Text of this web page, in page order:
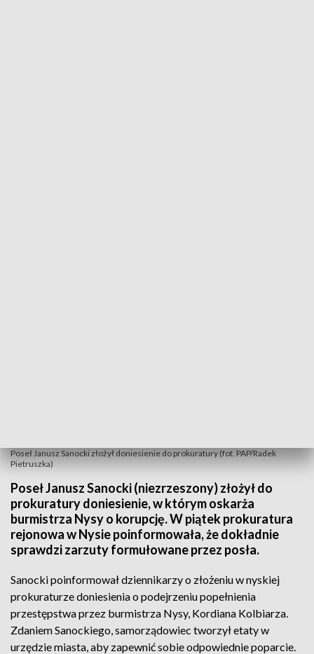
Poseł Janusz Sanocki złożył doniesienie do prokuratury (fot. PAP/Radek
Pietruszka)
Poseł Janusz Sanocki (niezrzeszony) złożył do
prokuratury doniesienie, w którym oskarża
burmistrza Nysy o korupcję. W piątek prokuratura
rejonowa w Nysie poinformowała, że dokładnie
sprawdzi zarzuty formułowane przez posła.
Sanocki poinformował dziennikarzy o złożeniu w nyskiej
prokuraturze doniesienia o podejrzeniu popełnienia
przestępstwa przez burmistrza Nysy, Kordiana Kolbiarza.
Zdaniem Sanockiego, samorządowiec tworzył etaty w
urzędzie miasta, aby zapewnić sobie odpowiednie poparcie.